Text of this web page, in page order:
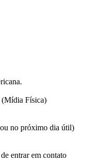
(Mídia Física)
no próximo dia útil)
entrar em contato